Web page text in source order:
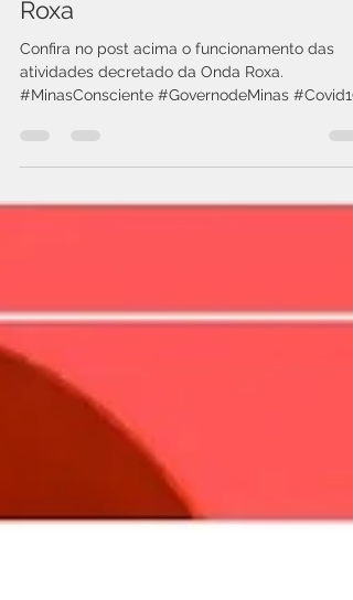
das atividades diante da Onda
Roxa
Confira no post acima o funcionamento das
#MinasConsciente #GovernodeMinas #Covid19
#Comércio #CDL...